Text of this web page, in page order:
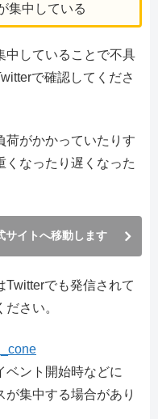
集中している
中していることで不具
で確認してくださ
荷がかかっていたりす
くなったり遅くなった
サイトへ移動します
でも発信されて
さい。
ベント開始時などに
集中する場合があり